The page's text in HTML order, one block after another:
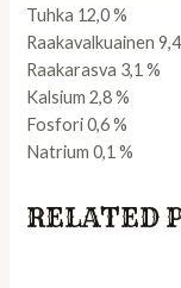
Tuhka 12,0 %
Raakavalkuainen
Raakarasva 3,1 %
Kalsium 2,8 %
Fosfori 0,6 %
Natrium 0,1 %
RELATED